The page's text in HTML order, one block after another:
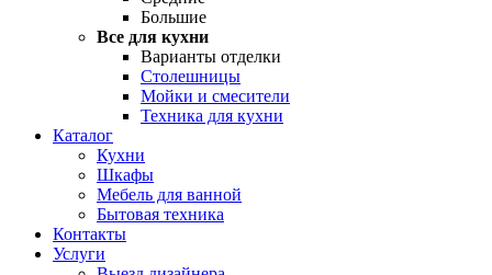
Большие
Все для кухни
Варианты отделки
Столешницы
Мойки и смесители
Техника для кухни
Каталог
Кухни
Шкафы
Мебель для ванной
Бытовая техника
Контакты
Услуги